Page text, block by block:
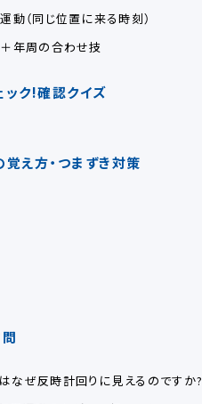
動（同じ位置に来る時刻）
年周の合わせ技
ック!確認クイズ
え方・つまずき対策
なぜ反時計回りに見えるのですか?